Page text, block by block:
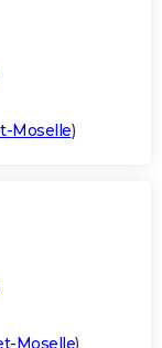
Moselle)
Moselle)